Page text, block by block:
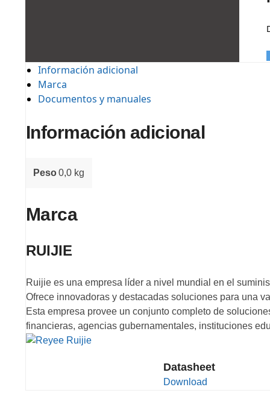
Información adicional
Marca
Documentos y manuales
Información adicional
Peso0,0 kg
Marca
RUIJIE
Ruijie es una empresa líder a nivel mundial en el
Ofrece innovadoras y destacadas soluciones para una
Esta empresa provee un conjunto completo de
financieras, agencias gubernamentales, instituciones
Datasheet
Download